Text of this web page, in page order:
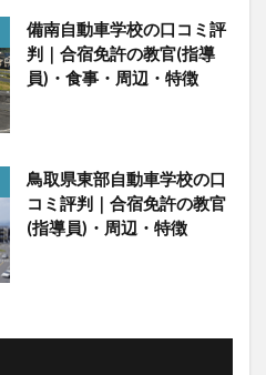
備南自動車学校の口コミ評
判｜合宿免許の教官(指導
員)・食事・周辺・特徴
鳥取県東部自動車学校の口
コミ評判｜合宿免許の教官
(指導員)・周辺・特徴